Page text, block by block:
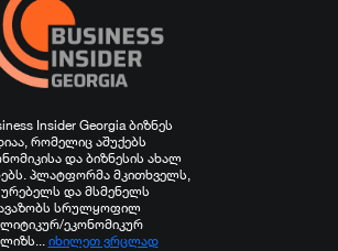
Insider Georgia ბიზნეს
რომელიც აშუქებს
და ბიზნესის ახალ
პლატფორმა მკითხველს,
და მსმენელს
სრულყოფილ
ეკონომიკურ
იხილეთ ვრცლად